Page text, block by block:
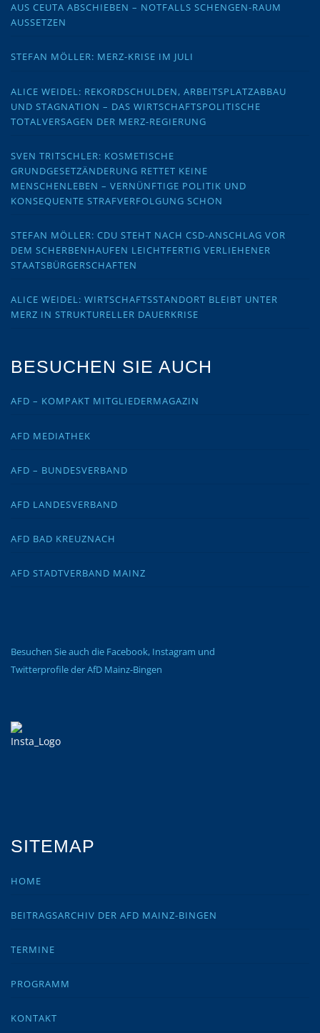
AUS CEUTA ABSCHIEBEN – NOTFALLS SCHENGEN-RAUM
AUSSETZEN
STEFAN MÖLLER: MERZ-KRISE IM JULI
ALICE WEIDEL: REKORDSCHULDEN, ARBEITSPLATZABBAU
UND STAGNATION – DAS WIRTSCHAFTSPOLITISCHE
TOTALVERSAGEN DER MERZ-REGIERUNG
SVEN TRITSCHLER: KOSMETISCHE
GRUNDGESETZÄNDERUNG RETTET KEINE
MENSCHENLEBEN – VERNÜNFTIGE POLITIK UND
KONSEQUENTE STRAFVERFOLGUNG SCHON
STEFAN MÖLLER: CDU STEHT NACH CSD-ANSCHLAG VOR
DEM SCHERBENHAUFEN LEICHTFERTIG VERLIEHENER
STAATSBÜRGERSCHAFTEN
ALICE WEIDEL: WIRTSCHAFTSSTANDORT BLEIBT UNTER
MERZ IN STRUKTURELLER DAUERKRISE
BESUCHEN SIE AUCH
AFD – KOMPAKT MITGLIEDERMAGAZIN
AFD MEDIATHEK
AFD – BUNDESVERBAND
AFD LANDESVERBAND
AFD BAD KREUZNACH
AFD STADTVERBAND MAINZ
Besuchen Sie auch die Facebook, Instagram und
Twitterprofile der AfD Mainz-Bingen
SITEMAP
HOME
BEITRAGSARCHIV DER AFD MAINZ-BINGEN
TERMINE
PROGRAMM
KONTAKT